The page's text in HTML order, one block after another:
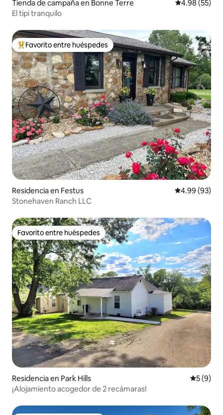
Tienda de campaña en Bonne Terre Calificación
4.98 (55)
El tipi tranquilo
De los mejores en Favorito entre huéspedes
Favorito entre huéspedes
Residencia en Festus Calificación
4.99 (93)
Stonehaven Ranch LLC
Favorito entre huéspedes
Favorito entre huéspedes
Residencia en Park Hills
5 (9)
¡Alojamiento acogedor de 2 recámaras!